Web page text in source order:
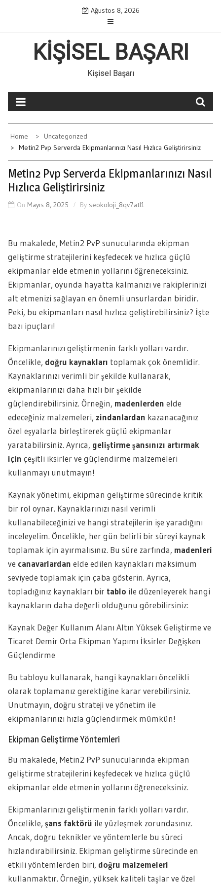
content
Ağustos 8, 2026
KIŞISEL BAŞARI
Kişisel Başarı
Home
Uncategorized
Metin2 Pvp Serverda Ekipmanlarınızı Nasıl Hızlıca Geliştirirsiniz
Metin2 Pvp Serverda Ekipmanlarınızı Nasıl
Hızlıca Geliştirirsiniz
On Mayıs 8, 2025 By seokoloji_8qv7atl1
Bu makalede, Metin2 PvP sunucularında ekipman
geliştirme stratejilerini keşfedecek ve hızlıca güçlü
ekipmanlar elde etmenin yollarını öğreneceksiniz.
Ekipmanlar, oyunda hayatta kalmanızı ve rakiplerinizi
alt etmenizi sağlayan en önemli unsurlardan biridir.
Peki, bu ekipmanları nasıl hızlıca geliştirebilirsiniz? İşte
bazı ipuçları!
Ekipmanlarınızı geliştirmenin farklı yolları vardır.
Öncelikle, doğru kaynakları toplamak çok önemlidir.
Kaynaklarınızı verimli bir şekilde kullanarak,
ekipmanlarınızı daha hızlı bir şekilde
güçlendirebilirsiniz. Örneğin, madenlerden elde
edeceğiniz malzemeleri, zindanlardan kazanacağınız
özel eşyalarla birleştirerek güçlü ekipmanlar
yaratabilirsiniz. Ayrıca, geliştirme şansınızı artırmak
için çeşitli iksirler ve güçlendirme malzemeleri
kullanmayı unutmayın!
Kaynak yönetimi, ekipman geliştirme sürecinde kritik
bir rol oynar. Kaynaklarınızı nasıl verimli
kullanabileceğinizi ve hangi stratejilerin işe yaradığını
inceleyelim. Öncelikle, her gün belirli bir süreyi kaynak
toplamak için ayırmalısınız. Bu süre zarfında, madenleri
ve canavarlardan elde edilen kaynakları maksimum
seviyede toplamak için çaba gösterin. Ayrıca,
topladığınız kaynakları bir tablo ile düzenleyerek hangi
kaynakların daha değerli olduğunu görebilirsiniz:
Kaynak Değer Kullanım Alanı Altın Yüksek Geliştirme ve
Ticaret Demir Orta Ekipman Yapımı İksirler Değişken
Güçlendirme
Bu tabloyu kullanarak, hangi kaynakları öncelikli
olarak toplamanız gerektiğine karar verebilirsiniz.
Unutmayın, doğru strateji ve yönetim ile
ekipmanlarınızı hızla güçlendirmek mümkün!
Ekipman Geliştirme Yöntemleri
Bu makalede, Metin2 PvP sunucularında ekipman
geliştirme stratejilerini keşfedecek ve hızlıca güçlü
ekipmanlar elde etmenin yollarını öğreneceksiniz.
Ekipmanlarınızı geliştirmenin farklı yolları vardır.
Öncelikle, şans faktörü ile yüzleşmek zorundasınız.
Ancak, doğru teknikler ve yöntemlerle bu süreci
hızlandırabilirsiniz. Ekipman geliştirme sürecinde en
etkili yöntemlerden biri, doğru malzemeleri
kullanmaktır. Örneğin, yüksek kaliteli taşlar ve özel